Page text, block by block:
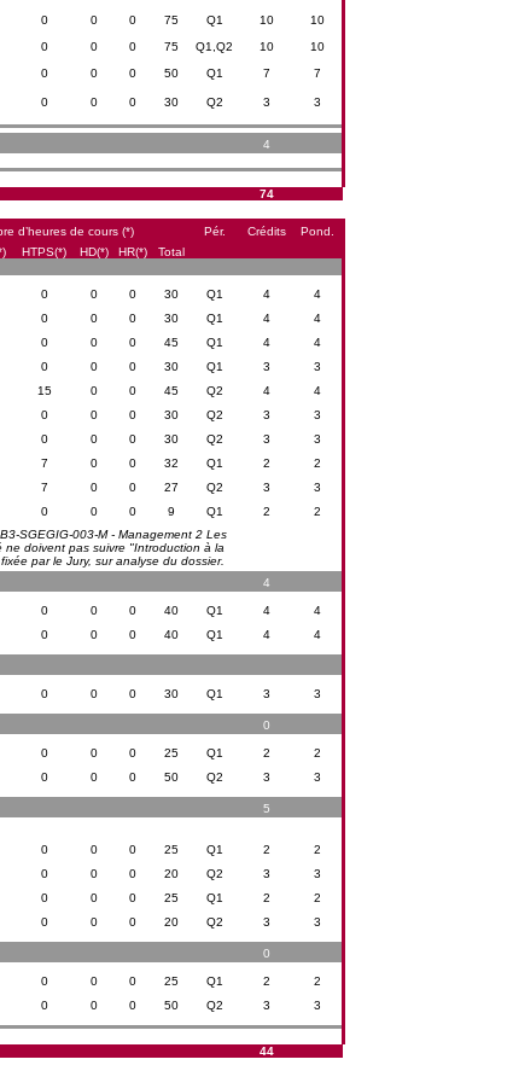
0 0 0 75 Q1 10 10
0 0 0 75 Q1,Q2 10 10
0 0 0 50 Q1 7 7
0 0 0 30 Q2 3 3
4
74
d’heures de cours (*) Pér. Crédits
Pond.
HTPS(*) HD(*) HR(*) Total
0 0 0 30 Q1 4 4
0 0 0 30 Q1 4 4
0 0 0 45 Q1 4 4
0 0 0 30 Q1 3 3
15 0 0 45 Q2 4 4
0 0 0 30 Q2 3 3
0 0 0 30 Q2 3 3
7 0 0 32 Q1 2 2
7 0 0 27 Q2 3 3
0 0 0 9 Q1 2
2
SGEGIG-003-M - Management 2 Les
doivent pas suivre "Introduction à la
par le Jury, sur analyse du dossier.
4
0 0 0 40 Q1 4 4
0 0 0 40 Q1 4 4
0 0 0 30 Q1 3 3
0
0 0 0 25 Q1 2 2
0 0 0 50 Q2 3 3
5
0 0 0 25 Q1 2 2
0 0 0 20 Q2 3 3
0 0 0 25 Q1 2 2
0 0 0 20 Q2 3 3
0
0 0 0 25 Q1 2 2
0 0 0 50 Q2 3 3
44